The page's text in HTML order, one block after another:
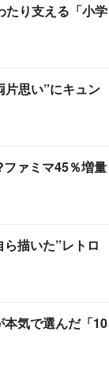
たり支える「小学
片思い”にキュン
ァミマ45％増量
描いた”レトロ
気で選んだ「10